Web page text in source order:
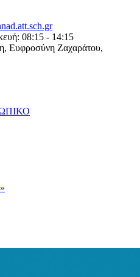
08:15 - 14:15
Ευφροσύνη Ζαχαράτου,